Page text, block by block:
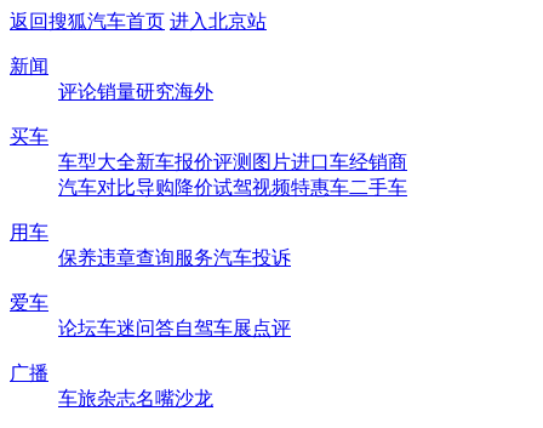
返回搜狐汽车首页 进入北京站
新闻
评论销量研究海外
买车
车型大全新车报价评测 图片进口车经销商
汽车对比导购降价试驾视频特惠车二手车
用车
保养违章查询服务汽车投诉
爱车
论坛车迷问答自驾车展点评
广播
车旅杂志名嘴沙龙